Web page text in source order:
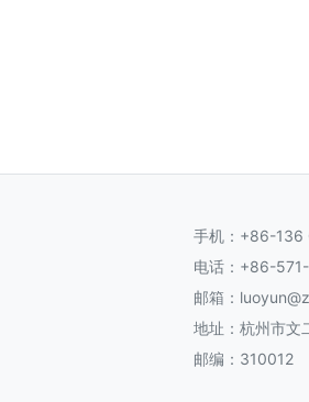
手机：+86-136
电话：+86-
邮箱：
地址：杭州市文
邮编：310012